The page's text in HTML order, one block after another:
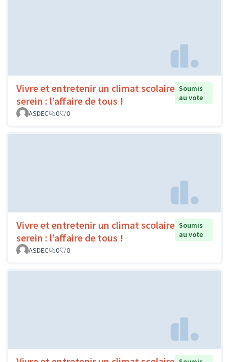
Vivre et entretenir un climat scolaire
serein : l’affaire de tous !
Soumis
au vote
ASDEC
0 0
Vivre et entretenir un climat scolaire
serein : l’affaire de tous !
Soumis
au vote
ASDEC
0 0